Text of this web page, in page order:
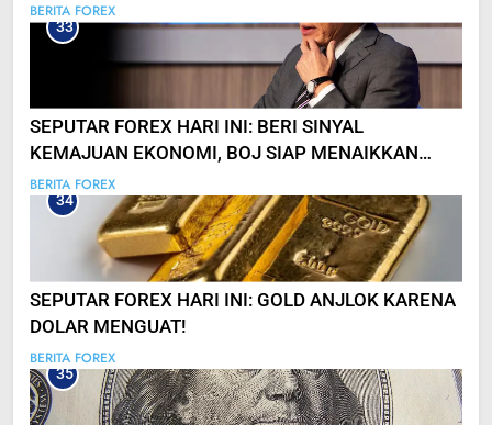
BERITA FOREX
33
SEPUTAR FOREX HARI INI: BERI SINYAL
KEMAJUAN EKONOMI, BOJ SIAP MENAIKKAN
SUKU BUNGA?
BERITA FOREX
34
SEPUTAR FOREX HARI INI: GOLD ANJLOK KARENA
DOLAR MENGUAT!
BERITA FOREX
35